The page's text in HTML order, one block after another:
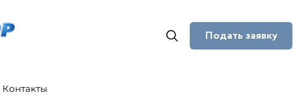
Подать заявку
Контакты